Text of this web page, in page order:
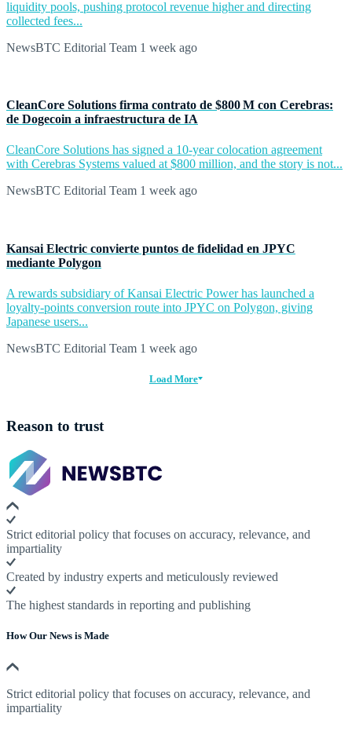
liquidity pools, pushing protocol revenue higher and directing
collected fees...
NewsBTC Editorial Team 1 week ago
CleanCore Solutions firma contrato de $800 M con Cerebras:
de Dogecoin a infraestructura de IA
CleanCore Solutions has signed a 10-year colocation agreement
with Cerebras Systems valued at $800 million, and the story is not...
NewsBTC Editorial Team 1 week ago
Kansai Electric convierte puntos de fidelidad en JPYC
mediante Polygon
A rewards subsidiary of Kansai Electric Power has launched a
loyalty-points conversion route into JPYC on Polygon, giving
Japanese users...
NewsBTC Editorial Team 1 week ago
Load More
Reason to trust
Strict editorial policy that focuses on accuracy, relevance, and
impartiality
Created by industry experts and meticulously reviewed
The highest standards in reporting and publishing
How Our News is Made
Strict editorial policy that focuses on accuracy, relevance, and
impartiality